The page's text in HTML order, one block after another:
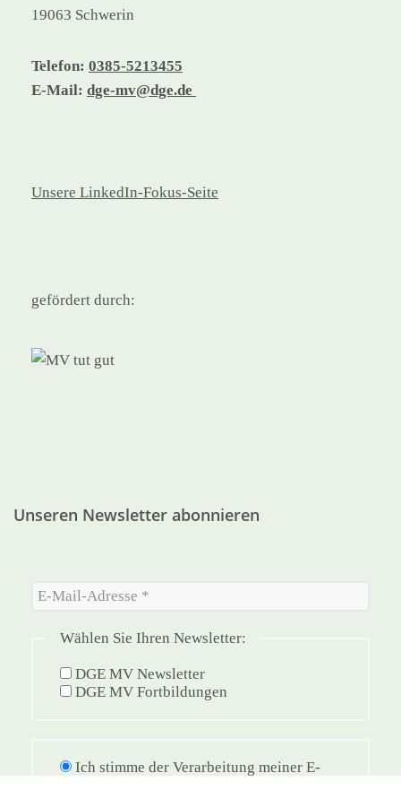
19063 Schwerin
Telefon: 0385-5213455
E-Mail: dge-mv@dge.de
Unsere LinkedIn-Fokus-Seite
gefördert durch:
Unseren Newsletter abonnieren
Wählen Sie Ihren Newsletter:
DGE MV Newsletter
DGE MV Fortbildungen
Ich stimme der Verarbeitung meiner E-